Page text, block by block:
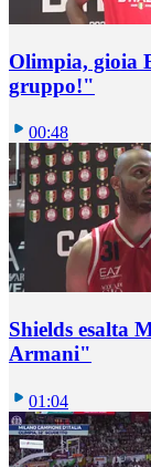
Olimpia, gioia
gruppo!"
00:48
Shields esalta
Armani"
01:04